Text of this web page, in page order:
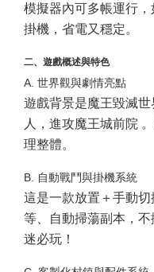
模擬器內可多帳運行
掛機，省電又穩定。
二、遊戲概述與特色
A. 世界觀與劇情亮點
遊戲背景是魔王毀滅
人，進攻魔王城前院
理整體。
B. 自動戰鬥與掛機系統
這是一款放置＋手動
等、自動掃蕩副本，
迷必玩！